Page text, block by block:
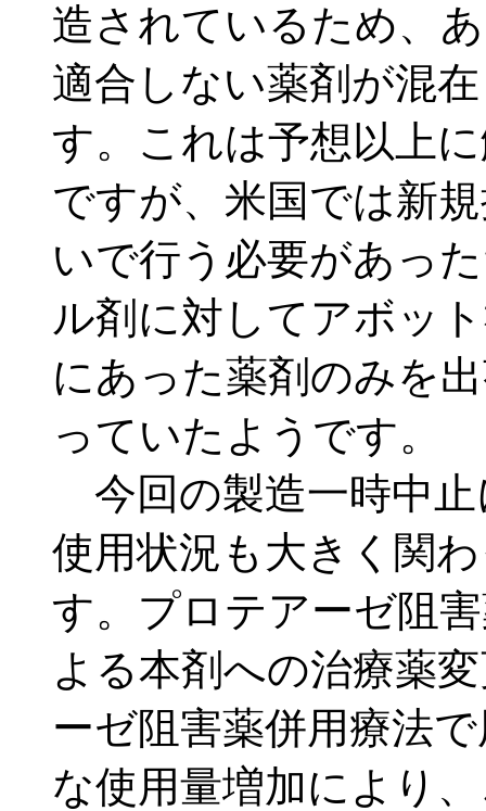
造されているため、
適合しない薬剤が混
す。これは予想以上
ですが、米国では新
いで行う必要があっ
ル剤に対してアボッ
にあった薬剤のみを
っていたようです。
今回の製造一時中止
使用状況も大きく関
す。プロテアーゼ阻
よる本剤への治療薬
ーゼ阻害薬併用療法
な使用量増加により